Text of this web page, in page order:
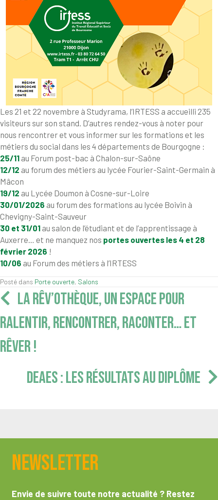
Les 21 et 22 novembre à Studyrama, l’IRTESS a accueilli 235
visiteurs sur son stand. D’autres rendez-vous à noter pour
nous rencontrer et vous informer sur les formations et les
métiers du social dans les 4 départements de Bourgogne :
25/11 au Forum post-bac à Chalon-sur-Saône
12/12 au forum des métiers au lycée Fourier-Saint-Germain à
Mâcon
19/12 au Lycée Doumon à Cosne-sur-Loire
30/01/2026 au forum des formations au lycée Boivin à
Chevigny-Saint-Sauveur
30 et 31/01 au salon de l’étudiant et de l’apprentissage à
Auxerre… et ne manquez nos portes ouvertes les 4 et 28
février 2026 !
10/06 au Forum des métiers à l’IRTESS
Posté dans Porte ouverte, Salons
Navigation
articles
LA RÊV’OTHÈQUE, UN ESPACE POUR
RALENTIR, RENCONTRER, RACONTER… ET
RÊVER !
DEAES : LES RÉSULTATS AU DIPLÔME
Newsletter
Envie de suivre toute notre actualité ? Restez